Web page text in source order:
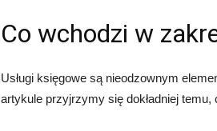
Co wchodzi w
Usługi księgowe są nieodzownym
artykule przyjrzymy się dokładniej temu,